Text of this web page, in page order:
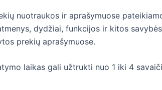
nuotraukos ir aprašymuose
dydžiai, funkcijos ir kitos
prekių aprašymuose.
laikas gali užtrukti nuo 1 iki 4